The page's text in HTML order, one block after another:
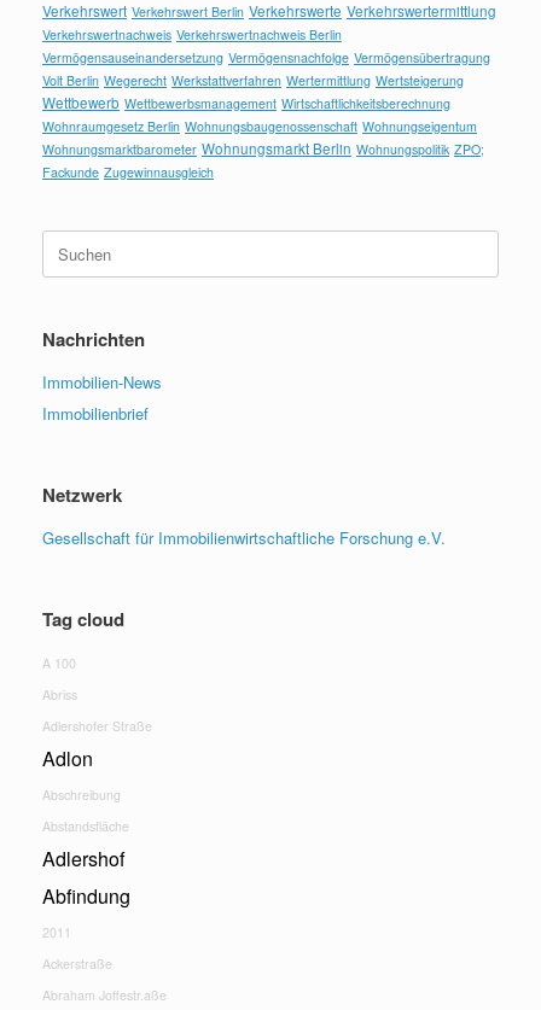
Verkehrswert Verkehrswert Berlin Verkehrswerte Verkehrswertermittlung
Verkehrswertnachweis Verkehrswertnachweis Berlin
Vermögensauseinandersetzung Vermögensnachfolge Vermögensübertragung
Volt Berlin Wegerecht Werkstattverfahren Wertermittlung Wertsteigerung
Wettbewerb Wettbewerbsmanagement Wirtschaftlichkeitsberechnung
Wohnraumgesetz Berlin Wohnungsbaugenossenschaft Wohnungseigentum
Wohnungsmarktbarometer Wohnungsmarkt Berlin Wohnungspolitik ZPO;
Fackunde Zugewinnausgleich
Suchen
nach:
Nachrichten
Immobilien-News
Immobilienbrief
Netzwerk
Gesellschaft für Immobilienwirtschaftliche Forschung e.V.
Tag cloud
A 100
Abriss
Adlershofer Straße
Adlon
Abschreibung
Abstandsfläche
Adlershof
Abfindung
2011
Ackerstraße
Abraham Joffestr.aße